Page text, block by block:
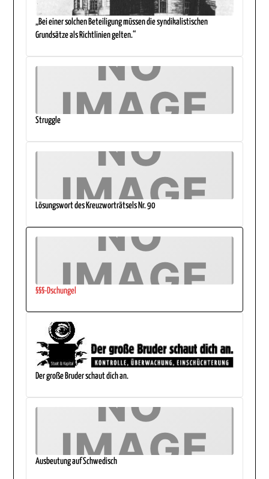
„Bei einer solchen Beteiligung müssen die syndikalistischen
Grundsätze als Richtlinien gelten.“
Struggle
Lösungswort des Kreuzworträtsels Nr. 90
§§§-Dschungel
Der große Bruder schaut dich an.
Ausbeutung auf Schwedisch